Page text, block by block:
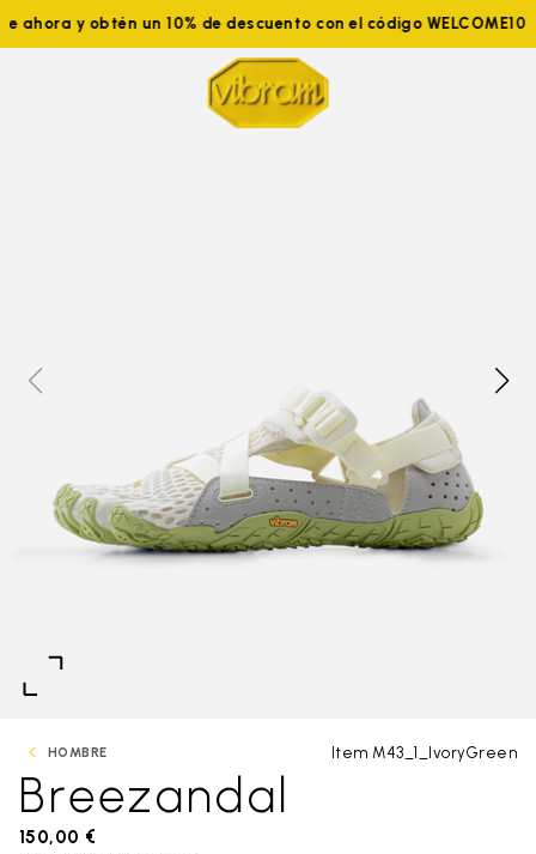
ahora y obtén un 10% de descuento con el código WELCOME10
HOMBRE Item M43_1_IvoryGreen
Breezandal
150,00 €